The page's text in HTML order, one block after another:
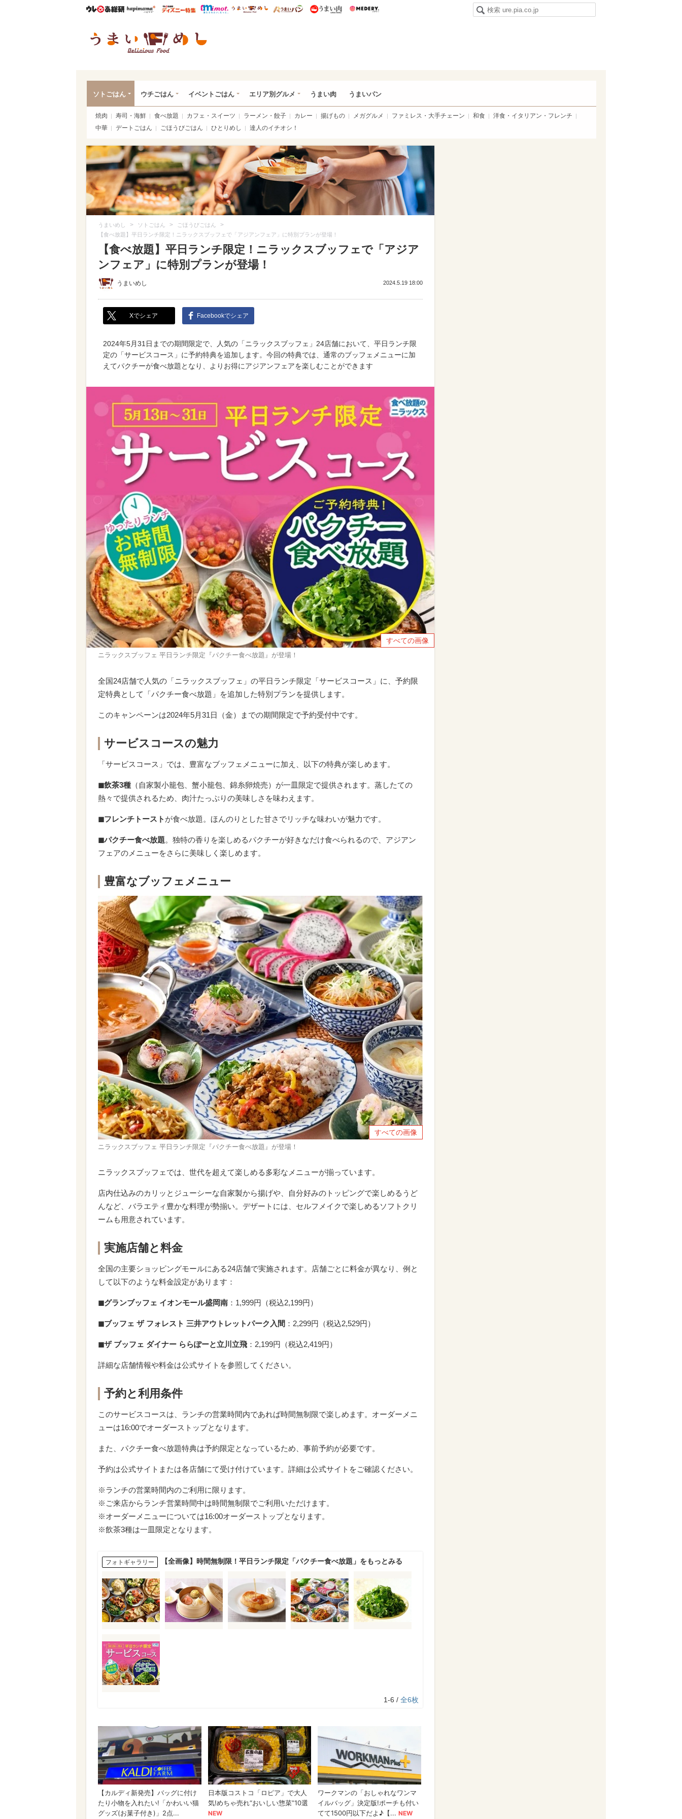
ウレぴあ総研ハピママ* ウレぴあ総研 ディズニー特集
mimot. うまいめし うまいパン うまい肉
ソトごはん ウチごはん イベントごはん エリア別グルメ うまい肉 うまいパン
焼肉 寿司・海鮮 食べ放題 カフェ・スイーツ ラーメン・餃子 カレー 揚げもの メガグルメ ファミレス・大手チェーン 和食
洋食・イタリアン・フレンチ
中華
デートごはん ごほうびごはん ひとりめし 達人のイチオシ！
うまいめし > ソトごはん > ごほうびごはん >
【食べ放題】平日ランチ限定！ニラックスブッフェで「アジアンフェア」に特別プランが登場！
【食べ放題】平日ランチ限定！ニラックスブッフェで「アジア
ンフェア」に特別プランが登場！
うまいめし 2024.5.19 18:00
Xでシェア Facebookでシェア
2024年5月31日までの期間限定で、人気の「ニラックスブッフェ」24店舗において、平日ランチ限
定の「サービスコース」に予約特典を追加します。今回の特典では、通常のブッフェメニューに加
えてパクチーが食べ放題となり、よりお得にアジアンフェアを楽しむことができます
すべての画像
ニラックスブッフェ 平日ランチ限定『パクチー食べ放題』が登場！
全国24店舗で人気の「ニラックスブッフェ」の平日ランチ限定「サービスコース」に、予約限
定特典として「パクチー食べ放題」を追加した特別プランを提供します。
このキャンペーンは2024年5月31日（金）までの期間限定で予約受付中です。
サービスコースの魅力
「サービスコース」では、豊富なブッフェメニューに加え、以下の特典が楽しめます。
◼︎飲茶3種 （自家製小籠包、蟹小籠包、錦糸卵焼売）が一皿限定で提供されます。蒸したての
熱々で提供されるため、肉汁たっぷりの美味しさを味わえます。
◼︎フレンチトースト が食べ放題。ほんのりとした甘さでリッチな味わいが魅力です。
◼︎パクチー食べ放題。独特の香りを楽しめるパクチーが好きなだけ食べられるので、アジアン
フェアのメニューをさらに美味しく楽しめます。
豊富なブッフェメニュー
すべての画像
ニラックスブッフェ 平日ランチ限定『パクチー食べ放題』が登場！
ニラックスブッフェでは、世代を超えて楽しめる多彩なメニューが揃っています。
店内仕込みのカリッとジューシーな自家製から揚げや、自分好みのトッピングで楽しめるうど
んなど、バラエティ豊かな料理が勢揃い。デザートには、セルフメイクで楽しめるソフトクリ
ームも用意されています。
実施店舗と料金
全国の主要ショッピングモールにある24店舗で実施されます。店舗ごとに料金が異なり、例と
して以下のような料金設定があります：
◼︎グランブッフェ イオンモール盛岡南 ：1,999円（税込2,199円）
◼︎ブッフェ ザ フォレスト 三井アウトレットパーク入間 ：2,299円（税込2,529円）
◼︎ザ ブッフェ ダイナー ららぽーと立川立飛 ：2,199円（税込2,419円）
詳細な店舗情報や料金は公式サイトを参照してください。
予約と利用条件
このサービスコースは、ランチの営業時間内であれば時間無制限で楽しめます。オーダーメニ
ューは16:00でオーダーストップとなります。
また、パクチー食べ放題特典は予約限定となっているため、事前予約が必要です。
予約は公式サイトまたは各店舗にて受け付けています。詳細は公式サイトをご確認ください。
※ランチの営業時間内のご利用に限ります。
※ご来店からランチ営業時間中は時間無制限でご利用いただけます。
※オーダーメニューについては16:00オーダーストップとなります。
※飲茶3種は一皿限定となります。
フォトギャラリー 【全画像】時間無制限！平日ランチ限定「パクチー食べ放題」をもっとみる
1-6 / 全6枚